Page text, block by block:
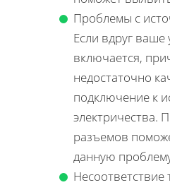
Проблемы с
Если вдруг ваше
включается,
недостаточно
подключение к
электричества.
разъемов
данную